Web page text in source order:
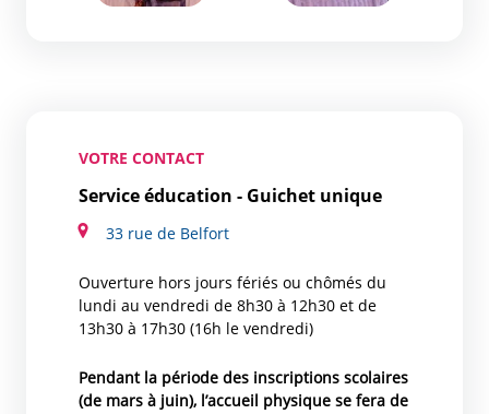
VOTRE CONTACT
Service éducation - Guichet unique
33 rue de Belfort
Ouverture hors jours fériés ou chômés du
lundi au vendredi de 8h30 à 12h30 et de
13h30 à 17h30 (16h le vendredi)
Pendant la période des inscriptions scolaires
(de mars à juin), l’accueil physique se fera de